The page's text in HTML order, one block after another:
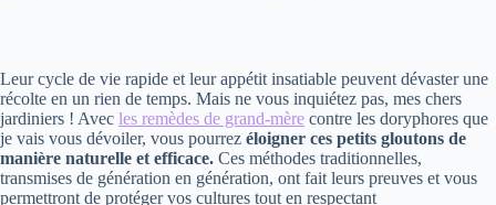
Leur cycle de vie rapide et leur appétit insatiable peuvent dévaster une
récolte en un rien de temps. Mais ne vous inquiétez pas, mes chers
jardiniers ! Avec les remèdes de grand-mère contre les doryphores que
je vais vous dévoiler, vous pourrez éloigner ces petits gloutons de
manière naturelle et efficace. Ces méthodes traditionnelles,
transmises de génération en génération, ont fait leurs preuves et vous
permettront de protéger vos cultures tout en respectant